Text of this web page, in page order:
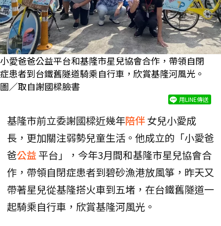
小愛爸爸公益平台和基隆市星兒協會合作，帶領自閉
症患者到台鐵舊隧道騎乘自行車，欣賞基隆河風光。
圖／取自謝國樑臉書
用LINE傳送
基隆市前立委謝國樑近幾年陪伴女兒小愛成
長，更加關注弱勢兒童生活。他成立的「小愛爸
爸公益平台」，今年3月間和基隆市星兒協會合
作，帶領自閉症患者到碧砂漁港放風箏，昨天又
帶著星兒從基隆搭火車到五堵，在台鐵舊隧道一
起騎乘自行車，欣賞基隆河風光。